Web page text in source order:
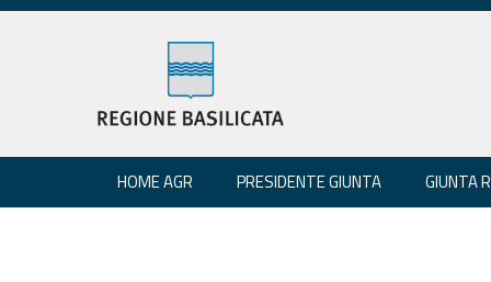
HOME AGR PRESIDENTE GIUNTA GIUNTA